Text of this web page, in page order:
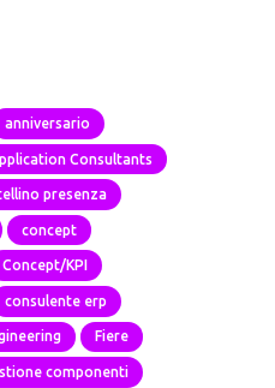
anniversario
Consultants
presenza
concept
Concept/KPI
consulente erp
Fiere
componenti